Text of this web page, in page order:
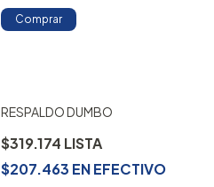
Comprar
RESPALDO DUMBO
$319.174
$207.463 ENEFECTIVO